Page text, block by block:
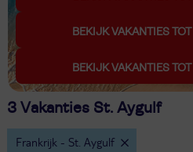
BEKIJK VAKANTIES TOT
BEKIJK VAKANTIES TOT
3 Vakanties St. Aygulf
Frankrijk - St. Aygulf